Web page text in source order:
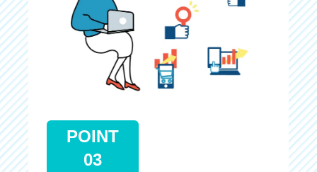
POINT
03